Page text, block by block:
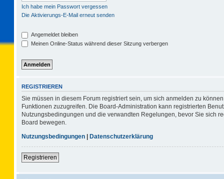
Ich habe mein Passwort vergessen
Die Aktivierungs-E-Mail erneut senden
Angemeldet bleiben
Meinen Online-Status während dieser Sitzung verbergen
REGISTRIEREN
Sie müssen in diesem Forum registriert sein, um sich anmelden zu
Funktionen zuzugreifen. Die Board-Administration kann registrierten
Nutzungsbedingungen und die verwandten Regelungen, bevor Sie sich
Board bewegen.
Nutzungsbedingungen | Datenschutzerklärung
Registrieren